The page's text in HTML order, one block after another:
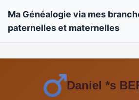
Ma Généalogie via mes
paternelles et maternelles
Daniel *s